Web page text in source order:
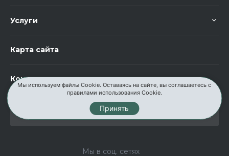
Услуги
Карта сайта
Контакты
Мы в соц. сетях
Мы используем файлы Cookie. Оставаясь на сайте, вы соглашаетесь с
правилами использования Cookie.
Принять